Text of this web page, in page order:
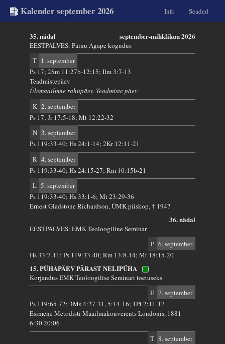
Kalender september 2026 Info Seaded
35. nädal september-mihklikuu 2026
EESTPALVES: Pärnu Agape kogudus
T 1. september
Ps 17; 2Sm 11:27b-12:15; Ilm 3:7-13
Teadmistepäev
Ülemaailmne rahupäev. Teadmiste päev
K 2. september
Ps 17; Jr 17:5-18; Mt 12:22-32
N 3. september
Ps 119:33-40; Hs 24:1-14; 2Kr 12:11-21
R 4. september
Ps 119:33-40; Hs 24:15-27; Rm 10:15b-21
L 5. september
Ps 119:33-40; Hs 33:1-6; Mt 23:29-36
Ernest Gladstone Richardson, ÜMK piiskop, † 1947
36. nädal
EESTPALVES: EMK Teoloogiline Seminar
P 6. september
Hs 33:7-11; Ps 119:33-40; Rm 13:8-14; Mt 18:15-20
15. PÜHAPÄEV PÄRAST NELIPÜHA
Korjandus EMK Teoloogilise Seminari toetuseks
E 7. september
Ps 119:65-72; 3Ms 4:27-31, 5:14-16; 1Pt 2:11-17
Esimene Metodisti Maailmakonverents Londonis, 1881
6:30 20:06
T 8. september